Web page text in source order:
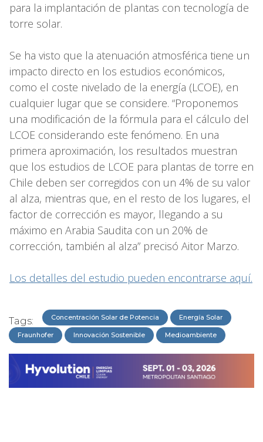
para la implantación de plantas con tecnología de
torre solar.
Se ha visto que la atenuación atmosférica tiene un
impacto directo en los estudios económicos,
como el coste nivelado de la energía (LCOE), en
cualquier lugar que se considere. “Proponemos
una modificación de la fórmula para el cálculo del
LCOE considerando este fenómeno. En una
primera aproximación, los resultados muestran
que los estudios de LCOE para plantas de torre en
Chile deben ser corregidos con un 4% de su valor
al alza, mientras que, en el resto de los lugares, el
factor de corrección es mayor, llegando a su
máximo en Arabia Saudita con un 20% de
corrección, también al alza” precisó Aitor Marzo.
Los detalles del estudio pueden encontrarse aquí.
Tags: Concentración Solar de Potencia Energía Solar
Fraunhofer Innovación Sostenible Medioambiente